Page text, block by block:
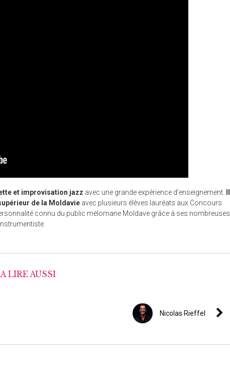
et improvisation jazz avec une grande expérience d’enseignement.
de la Moldavie avec plusieurs élèves lauréats aux Concours
connu du public mélomane Moldave grâce à ses nombreuses
A LIRE AUSSI
Nicolas Rieffel